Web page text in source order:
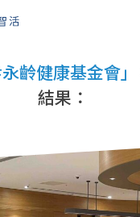
永齡健康基金會」
結果：